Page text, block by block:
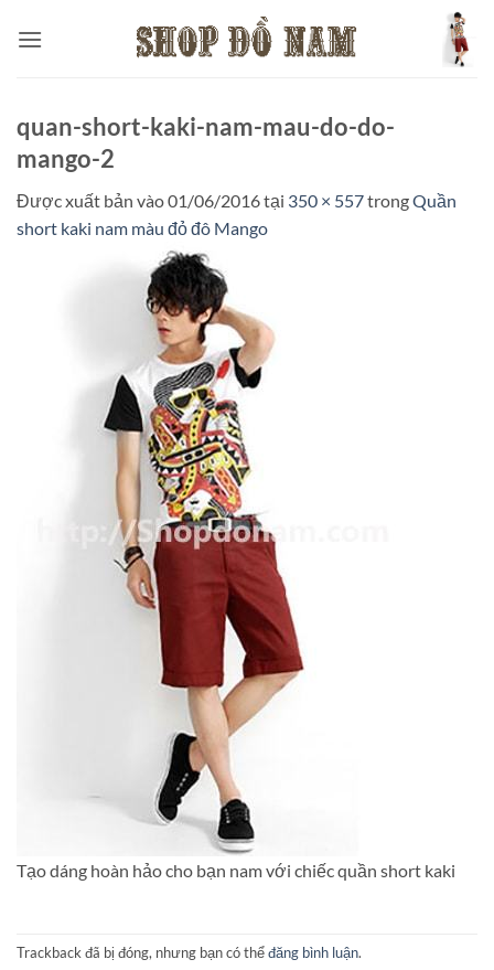
qua
quan-short-kaki-nam-mau-do-do-
mango-2
Được xuất bản vào01/06/2016tại 350 × 557trongQuần
short kaki nam màu đỏ đô Mango
Tạo dáng hoàn hảo cho bạn nam với chiếc quần short kaki
Trackback đã bị đóng, nhưng bạn có thểđăng bình luận.